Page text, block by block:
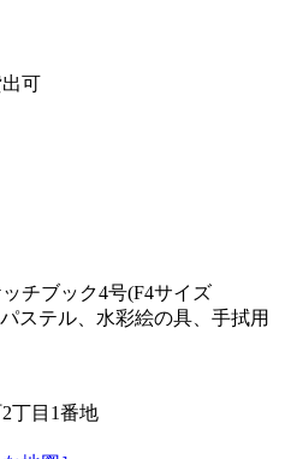
可
チブック4号(F4サイズ
ステル、水彩絵の具、手拭用
丁目1番地